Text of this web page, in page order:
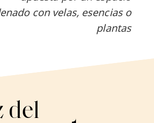
con velas, esencias o
plantas
del